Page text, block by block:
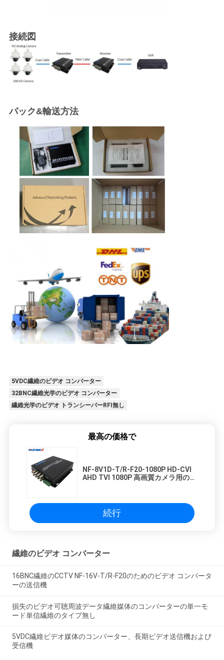
接続図
パック&輸送方法
5VDC繊維のビデオ コンバーター
32BNC繊維光学のビデオ コンバーター
繊維光学のビデオ トランシーバーRFI無し
最高の価格で
NF-8V1D-T/R-F20-1080P HD-CVI
AHD TVI 1080P 高画質カメラ用のコ
続行
繊維のビデオ コンバーター
16BNC繊維のCCTV NF-16V-T/R-F20のためのビデオ コンバータ
ーの送信機
損失のビデオ可聴周波データ繊維媒体のコンバーターの単一モ
ード単信繊維のタイプ無し
5VDC繊維ビデオ媒体のコンバーター、長期ビデオ送信機および
受信機